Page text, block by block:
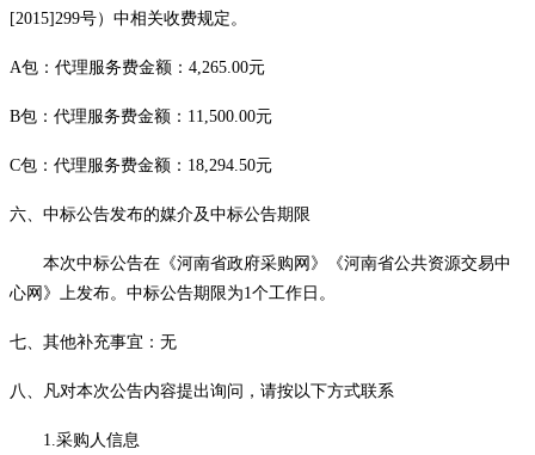
[2015]299号）中相关收费规定。
A包： 代理服务费金额： 4,265.00元
B包： 代理服务费金额： 11,500.00元
C包： 代理服务费金额： 18,294.50元
六、中标公告发布的媒介及中标公告期限
本次中标公告在《河南省政府采购网》《河南省公共资源交易中
心网》上发布。中标公告期限为1个工作日。
七、其他补充事宜： 无
八、凡对本次公告内容提出询问，请按以下方式联系
1.采购人信息